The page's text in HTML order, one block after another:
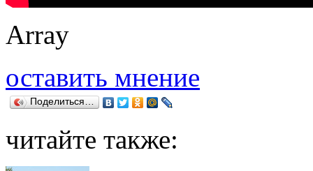
Array
оставить мнение
Поделиться…
читайте также: